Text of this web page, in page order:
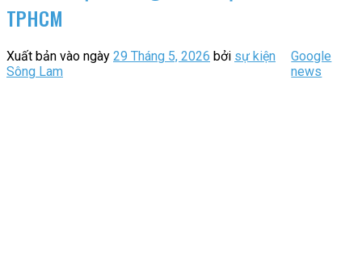
TPHCM
Xuất bản vào ngày 29 Tháng 5, 2026 bởi sự kiện
Sông Lam
Google
news